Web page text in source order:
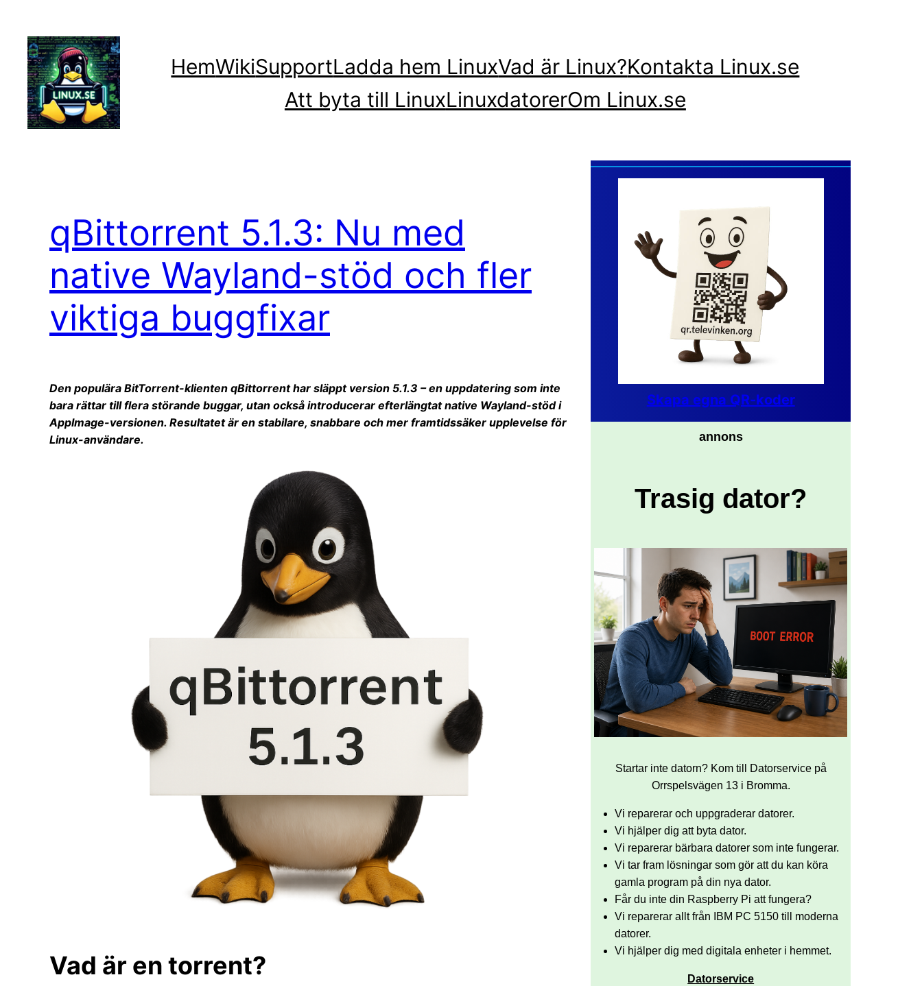
innehåll
HemWikiSupportLadda hem LinuxVad är Linux?Kontakta Linux.se
Att byta till LinuxLinuxdatorerOm Linux.se
qBittorrent 5.1.3: Nu med
native Wayland-stöd och fler
viktiga buggfixar
Den populära BitTorrent-klienten qBittorrent har släppt version 5.1.3 – en uppdatering som inte
bara rättar till flera störande buggar, utan också introducerar efterlängtat native Wayland-stöd i
AppImage-versionen. Resultatet är en stabilare, snabbare och mer framtidssäker upplevelse för
Linux-användare.
Vad är en torrent?
Skapa egna QR-koder
annons
Trasig dator?
Startar inte datorn? Kom till Datorservice på
Orrspelsvägen 13 i Bromma.
Vi reparerar och uppgraderar datorer.
Vi hjälper dig att byta dator.
Vi reparerar bärbara datorer som inte fungerar.
Vi tar fram lösningar som gör att du kan köra
gamla program på din nya dator.
Får du inte din Raspberry Pi att fungera?
Vi reparerar allt från IBM PC 5150 till moderna
datorer.
Vi hjälper dig med digitala enheter i hemmet.
Datorservice